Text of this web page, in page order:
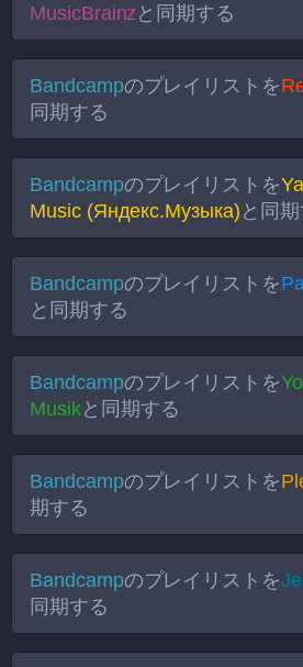
MusicBrainz と同期する
Bandcampのプレイリストを
同期する
Bandcampのプレイリストを
Music (Яндекс.Музыка) と同
Bandcampのプレイリストを
と同期する
Bandcampのプレイリストを
Musikと同期する
Bandcampのプレイリストを
期する
Bandcampのプレイリストを
同期する